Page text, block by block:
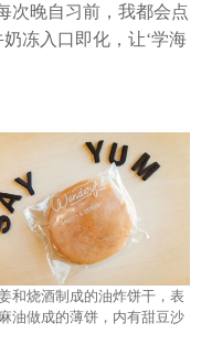
次晚自习前，我都会点
冻入口即化，让‘学海
和烧酒制成的油炸饼干，表
油做成的薄饼，内有甜豆沙